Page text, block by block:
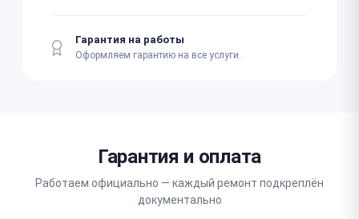
Гарантия на работы
Оформляем гарантию на все услуги.
Гарантия и оплата
Работаем официально — каждый ремонт подкреплён
документально